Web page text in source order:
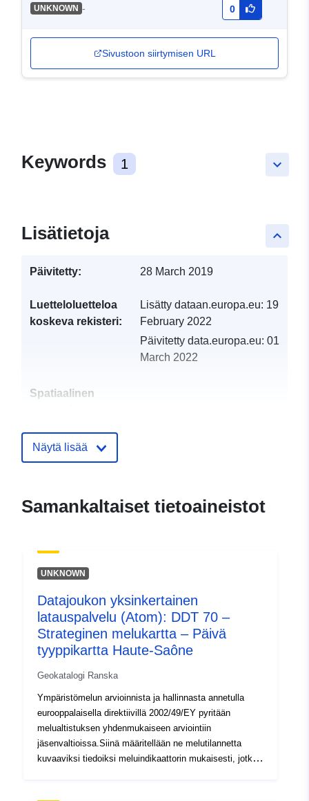
UNKNOWN - 0
Sivustoon siirtymisen URL
keyboard_arrow_down
Keywords 1
keyboard_arrow_up
Lisätietoja
Päivitetty: 28 March 2019
Luetteloluetteloa
koskeva rekisteri:
Lisätty dataan.europa.eu: 19
February 2022
Päivitetty data.europa.eu: 01
March 2022
Spatiaalinen
Tunnisteet:
c841-4eb3-9401-
8a2d-e98250be7c40
Tyyppi:
Tietoaineistolinkki:
http://inspire.ec.europa.eu/
codelist/SpatialDataServiceType/
Näytä lisää
Samankaltaiset tietoaineistot
UNKNOWN
Datajoukon yksinkertainen
latauspalvelu (Atom): DDT 70 –
Strateginen melukartta – Päivä
tyyppikartta Haute-Saône
Geokatalogi Ranska
Ympäristömelun arvioinnista ja hallinnasta annetulla
eurooppalaisella direktiivillä 2002/49/EY pyritään
melualtistuksen yhdenmukaiseen arviointiin
jäsenvaltioissa.Siinä määritellään ne melutilannetta
kuvaaviksi tiedoiksi meluindikaattorin mukaisesti, jotka